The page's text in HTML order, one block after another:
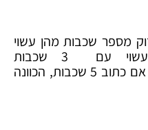
מספר שכבות מהן עשוי
הצינור – צינור איכותי עשוי עם 3 שכבות
(פלסטיק,אלומיניום, פלסטיק) אם כתוב 5 שכבות, הכוונה